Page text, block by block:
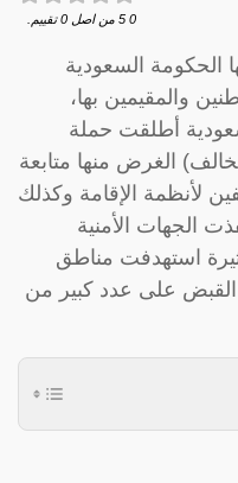
0
5 من اصل 0 تقييم.
الحكومة السعودية
والمقيمين بها،
أطلقت حملة
الغرض منها متابعة
لأنظمة الإقامة وكذلك
الجهات الأمنية
استهدفت مناطق
القبض على عدد كبير من